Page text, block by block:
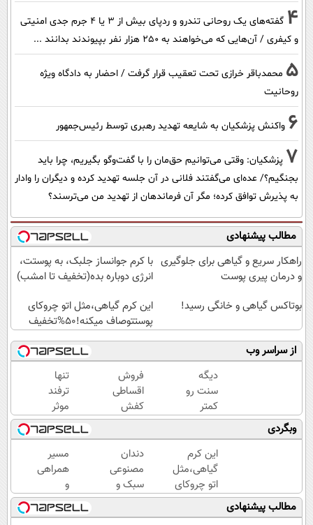
4
گفته‌های یک روحانی تندرو و ردپای بیش از ۳ یا ۴ جرم جدی امنیتی
و کیفری / آن‌هایی که می‌خواهند به ۲۵۰ هزار نفر بپیوندند بدانند ...
5 محمدباقر خرازی تحت تعقیب قرار گرفت / احضار به دادگاه ویژه
روحانیت
6 واکنش پزشکیان به شایعه تهدید رهبری توسط رئیس‌جمهور
7 پزشکیان: وقتی می‌توانیم حق‌مان را با گفت‌وگو بگیریم، چرا باید
بجنگیم؟/ عده‌ای می‌گفتند فلانی در آن جلسه تهدید کرده و دیگران را وادار
به پذیرش توافق کرده؛ مگر آن فرماندهان از تهدید من می‌ترسند؟
مطالب پیشنهادی
راهکار سریع و گیاهی برای جلوگیری
و درمان پیری پوست
با کرم جوانساز جلبک، به پوستت،
انرژی دوباره بده(تخفیف تا امشب)
بوتاکس گیاهی و خانگی رسید!
این کرم گیاهی،مثل اتو چروکای
پوستتوصاف میکنه!50%تخفیف
از سراسر وب
دیگه
سنت رو
کمتر
حدس
میزنن😉
کرم
ضدچروک
گیاهی👈🏻
45%تخفیف
فروش
اقساطی
کفش
چرم با
70درصد
تخفیف
تنها
ترفند
موثر
رفع
چروک
پوست،
همین
کرم
آلمانیه
(45%
وبگردی
این کرم
گیاهی،مثل
اتو چروکای
پوستتوصاف
میکنه!50%تخفیف
دندان
مصنوعی
سبک و
مقاوم
می‌خوای؟
مسیر
همراهی
و
گزارش
عملکرد
مطالب پیشنهادی